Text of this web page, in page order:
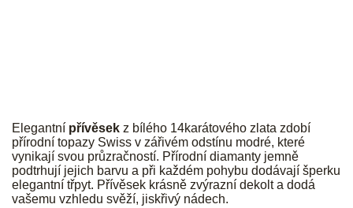
Elegantní přívěsek z bílého 14karátového zlata zdobí
přírodní topazy Swiss v zářivém odstínu modré, které
vynikají svou průzračností. Přírodní diamanty jemně
podtrhují jejich barvu a při každém pohybu dodávají šperku
elegantní třpyt. Přívěsek krásně zvýrazní dekolt a dodá
vašemu vzhledu svěží, jiskřivý nádech.